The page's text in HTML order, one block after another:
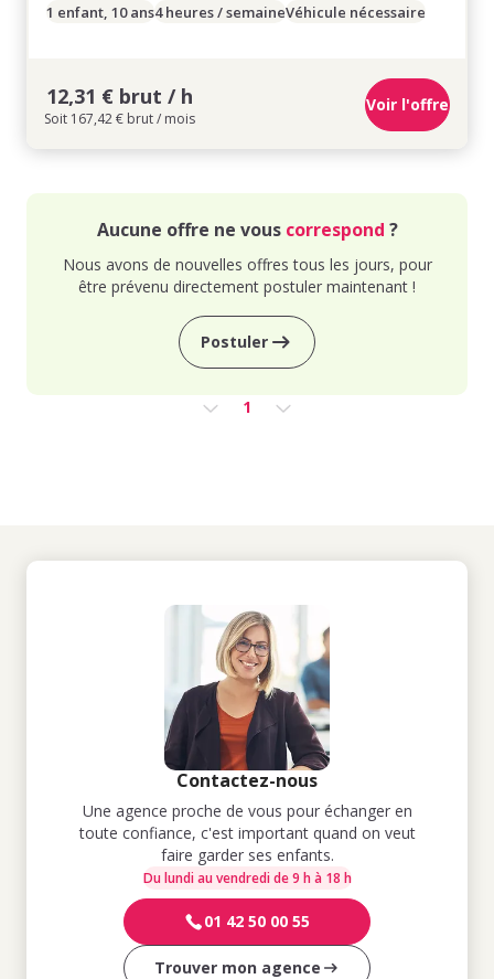
1 enfant, 10 ans4 heures / semaineVéhicule nécessaire
12,31 € brut / h
Soit 167,42 € brut / mois
Voir l'offre
Aucune offre ne vous correspond ?
Nous avons de nouvelles offres tous les jours, pour
être prévenu directement postuler maintenant !
Postuler
1
Contactez-nous
Une agence proche de vous pour échanger en
toute confiance, c'est important quand on veut
faire garder ses enfants.
Du lundi au vendredi de 9 h à 18 h
01 42 50 00 55
Trouver mon agence